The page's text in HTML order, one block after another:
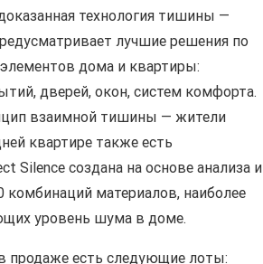
технология тишины —
лучшие решения по
дома и квартиры:
дверей, окон, систем комфорта.
взаимной тишины — жители
квартире также есть
Silence создана на основе анализа и
комбинаций материалов, наиболее
уровень шума в доме.
продаже есть следующие лоты: